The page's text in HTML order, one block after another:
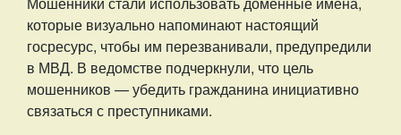
которые визуально напоминают настоящий
госресурс, чтобы им перезванивали, предупредили
в МВД. В ведомстве подчеркнули, что цель
мошенников — убедить гражданина инициативно
связаться с преступниками.